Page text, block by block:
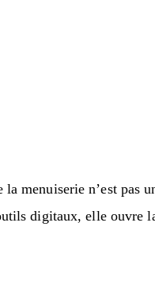
menuiserie n’est
digitaux, elle